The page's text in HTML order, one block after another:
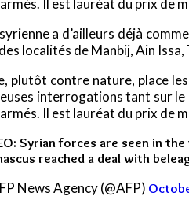
Il est lauréat du prix de
syrienne a d’ailleurs déjà
localités de Manbij, Ain Issa,
plutôt contre nature, place
interrogations tant sur
Il est lauréat du prix de
Syrian forces are seen in
reached a deal with
News Agency (@AFP)